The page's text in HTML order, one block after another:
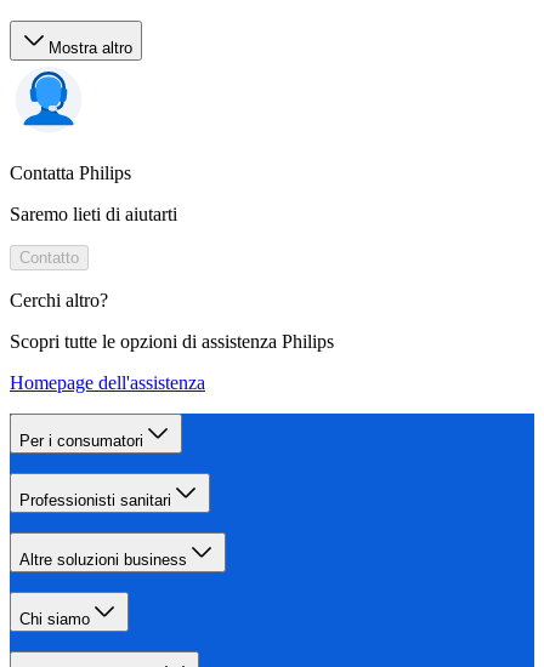
Mostra altro
Contatta Philips
Saremo lieti di aiutarti
Contatto
Cerchi altro?
Scopri tutte le opzioni di assistenza Philips
Homepage dell'assistenza
Per i consumatori
Professionisti sanitari
Altre soluzioni business
Chi siamo